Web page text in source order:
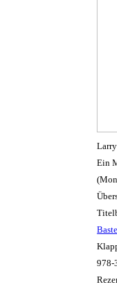
Ein
978-